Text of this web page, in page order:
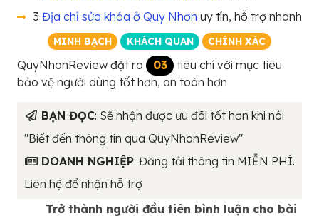
3 Địa chỉ sửa khóa ở Quy Nhơn uy tín, hỗ trợ nhanh
MINH BẠCH KHÁCH QUAN CHÍNH XÁC
QuyNhonReview đặt ra 03
tiêu chí với mục tiêu
bảo vệ người dùng tốt hơn, an toàn hơn
BẠN ĐỌC: Sẽ nhận được ưu đãi tốt hơn khi nói
"Biết đến thông tin qua QuyNhonReview"
DOANH NGHIỆP: Đăng tải thông tin MIỄN PHÍ.
Liên hệ để nhận hỗ trợ
Trở thành người đầu tiên bình luận cho bài